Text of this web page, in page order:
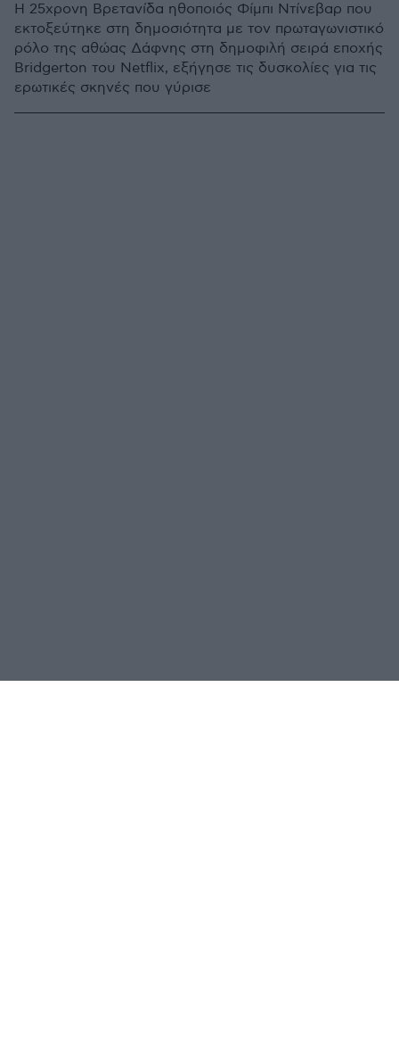
Η 25χρονη Βρετανίδα ηθοποιός Φίμπι Ντίνεβαρ που
εκτοξεύτηκε στη δημοσιότητα με τον πρωταγωνιστικό
ρόλο της αθώας Δάφνης στη δημοφιλή σειρά εποχής
Bridgerton του Netflix, εξήγησε τις δυσκολίες για τις
ερωτικές σκηνές που γύρισε